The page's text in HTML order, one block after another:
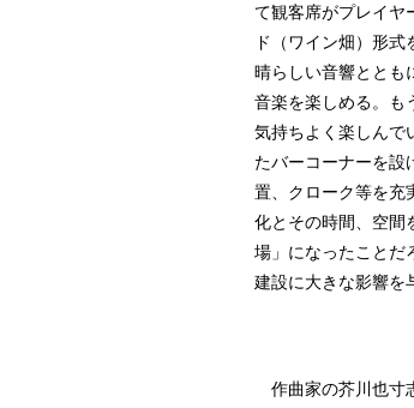
て観客席がプレイヤ
ド（ワイン畑）形
晴らしい音響ととも
音楽を楽しめる。も
気持ちよく楽しんで
たバーコーナーを設
置、クローク等を充
化とその時間、空間
場」になったことだ
建設に大きな影響を
作曲家の芥川也寸